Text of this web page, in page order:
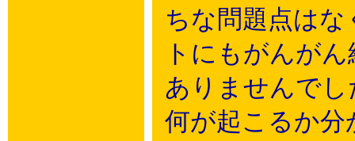
ちな問題点は
トにもがんが
ありませんで
何が起こるか